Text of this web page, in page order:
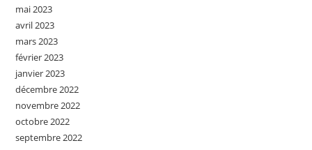
mai 2023
avril 2023
mars 2023
février 2023
janvier 2023
décembre 2022
novembre 2022
octobre 2022
septembre 2022